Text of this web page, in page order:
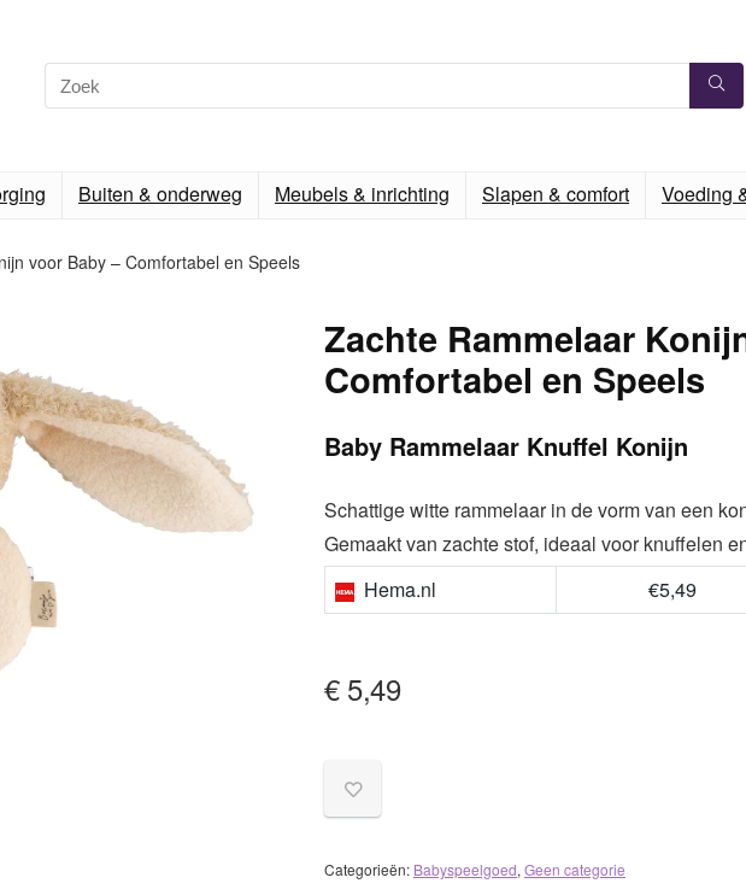
Buiten & onderweg Meubels & inrichting Slapen & comfort Voeding
voor Baby – Comfortabel en Speels
Zachte Rammelaar
Comfortabel en Speels
Baby Rammelaar Knuffel Konijn
Schattige witte rammelaar in de vorm van een
Gemaakt van zachte stof, ideaal voor knuffelen
Hema.nl
€5,49
€5,49
Categorieën: Babyspeelgoed, Geen categorie